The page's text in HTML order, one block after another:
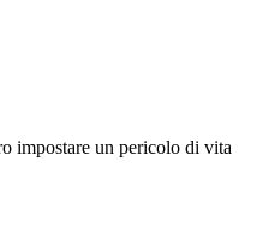
impostare un pericolo di vita